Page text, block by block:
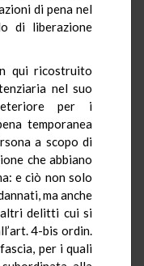
di pena nel
di liberazione
qui ricostruito
nel suo
per i
temporanea
a scopo di
che abbiano
e ciò non solo
ma anche
delitti cui si
4-bis ordin.
per i quali